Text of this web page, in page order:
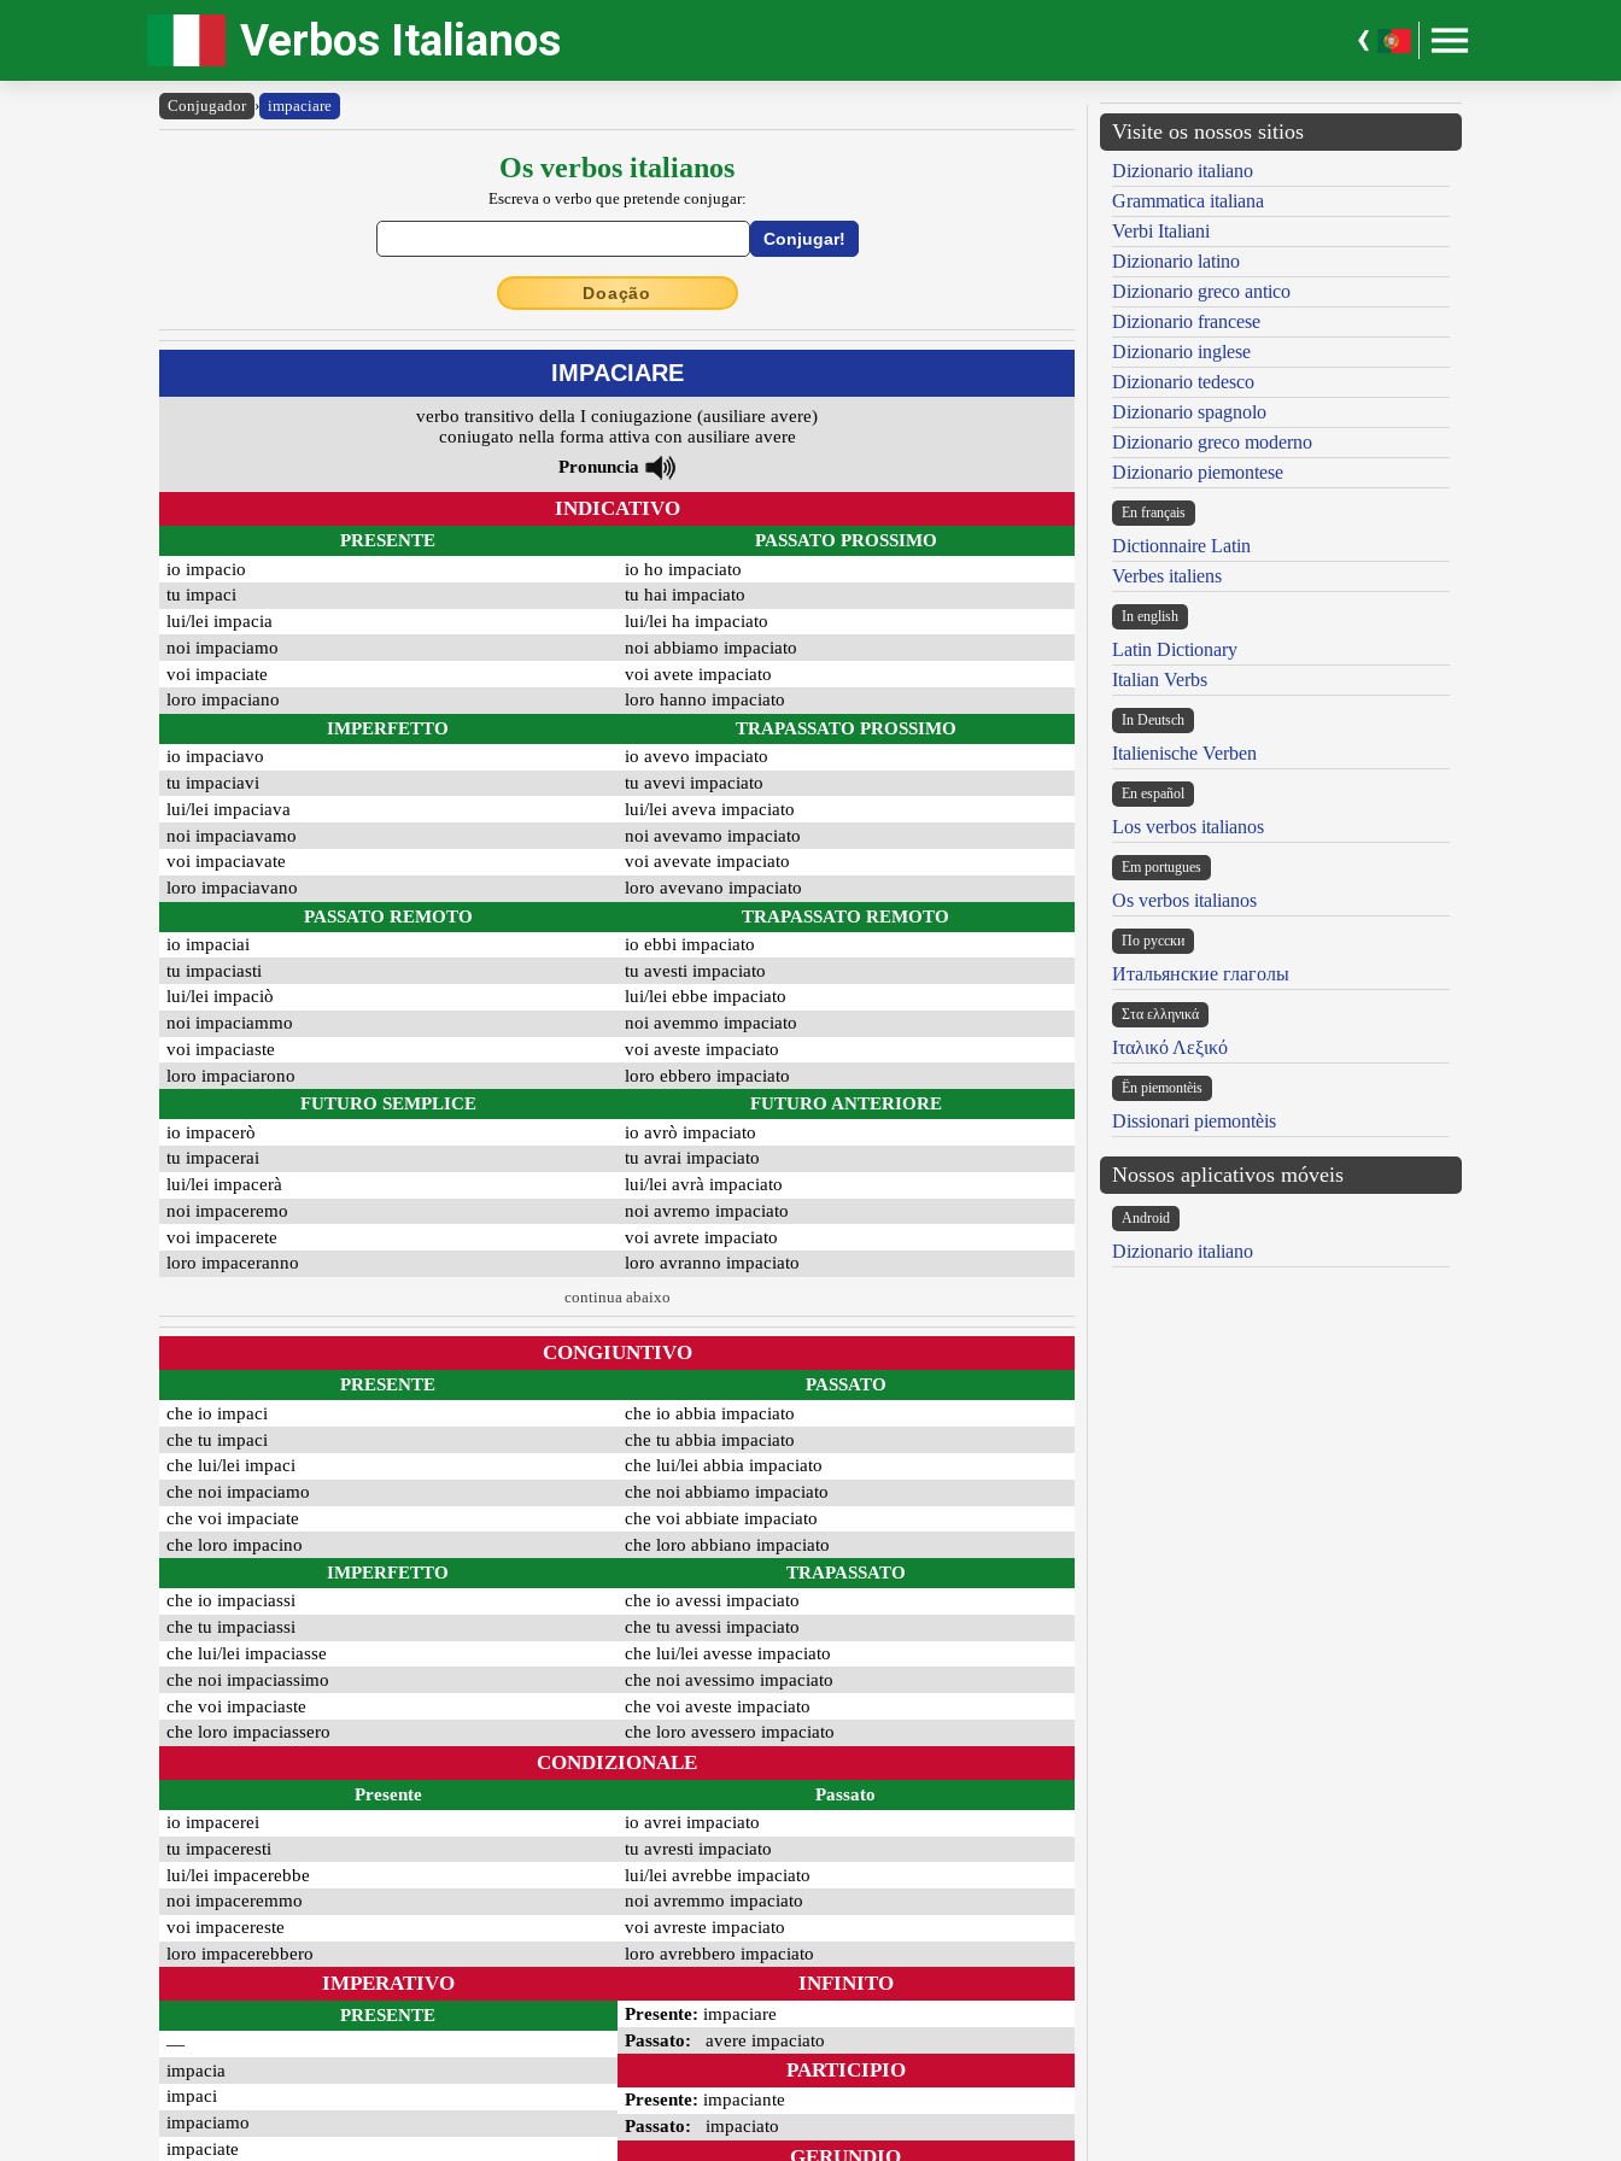
Verbos Italianos
Conjugador › impaciare
Os verbos italianos
Escreva o verbo que pretende conjugar:
Doação
IMPACIARE
verbo transitivo della I coniugazione (ausiliare avere)
coniugato nella forma attiva con ausiliare avere
Pronuncia
INDICATIVO
PRESENTE
io impacio
tu impaci
lui/lei impacia
noi impaciamo
voi impaciate
loro impaciano
IMPERFETTO
io impaciavo
tu impaciavi
lui/lei impaciava
noi impaciavamo
voi impaciavate
loro impaciavano
PASSATO REMOTO
io impaciai
tu impaciasti
lui/lei impaciò
noi impaciammo
voi impaciaste
loro impaciarono
FUTURO SEMPLICE
io impacerò
tu impacerai
lui/lei impacerà
noi impaceremo
voi impacerete
loro impaceranno
PASSATO PROSSIMO
io ho impaciato
tu hai impaciato
lui/lei ha impaciato
noi abbiamo impaciato
voi avete impaciato
loro hanno impaciato
TRAPASSATO PROSSIMO
io avevo impaciato
tu avevi impaciato
lui/lei aveva impaciato
noi avevamo impaciato
voi avevate impaciato
loro avevano impaciato
TRAPASSATO REMOTO
io ebbi impaciato
tu avesti impaciato
lui/lei ebbe impaciato
noi avemmo impaciato
voi aveste impaciato
loro ebbero impaciato
FUTURO ANTERIORE
io avrò impaciato
tu avrai impaciato
lui/lei avrà impaciato
noi avremo impaciato
voi avrete impaciato
loro avranno impaciato
continua abaixo
CONGIUNTIVO
PRESENTE
che io impaci
che tu impaci
che lui/lei impaci
che noi impaciamo
che voi impaciate
che loro impacino
IMPERFETTO
che io impaciassi
che tu impaciassi
che lui/lei impaciasse
che noi impaciassimo
che voi impaciaste
che loro impaciassero
PASSATO
che io abbia impaciato
che tu abbia impaciato
che lui/lei abbia impaciato
che noi abbiamo impaciato
che voi abbiate impaciato
che loro abbiano impaciato
TRAPASSATO
che io avessi impaciato
che tu avessi impaciato
che lui/lei avesse impaciato
che noi avessimo impaciato
che voi aveste impaciato
che loro avessero impaciato
CONDIZIONALE
Presente
io impacerei
tu impaceresti
lui/lei impacerebbe
noi impaceremmo
voi impacereste
loro impacerebbero
Passato
io avrei impaciato
tu avresti impaciato
lui/lei avrebbe impaciato
noi avremmo impaciato
voi avreste impaciato
loro avrebbero impaciato
IMPERATIVO
PRESENTE
—
impacia
impaci
impaciamo
impaciate
INFINITO
Presente: impaciare
Passato: avere impaciato
PARTICIPIO
Presente: impaciante
Passato: impaciato
GERUNDIO
Visite os nossos sitios
Dizionario italiano
Grammatica italiana
Verbi Italiani
Dizionario latino
Dizionario greco antico
Dizionario francese
Dizionario inglese
Dizionario tedesco
Dizionario spagnolo
Dizionario greco moderno
Dizionario piemontese
En français
Dictionnaire Latin
Verbes italiens
In english
Latin Dictionary
Italian Verbs
In Deutsch
Italienische Verben
En español
Los verbos italianos
Em portugues
Os verbos italianos
По русски
Итальянские глаголы
Στα ελληνικά
Ιταλικό Λεξικό
Ën piemontèis
Dissionari piemontèis
Nossos aplicativos móveis
Android
Dizionario italiano